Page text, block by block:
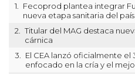
1.
Fecoprod plantea integrar
nueva etapa sanitaria del país
2.
Titular del MAG destaca
cárnica
3.
El CEA lanzó oficialmente el
enfocado en la cría y el